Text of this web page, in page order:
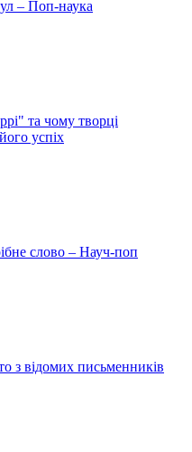
– Поп-наука
та чому творці
успіх
слово – Науч-поп
з відомих письменників